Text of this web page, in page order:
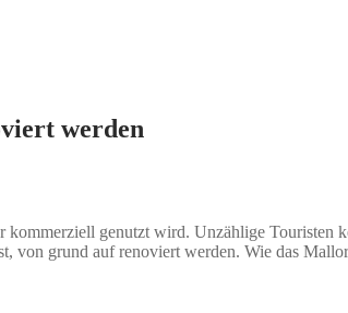
werden
genutzt wird. Unzählige
von grund auf renoviert werden. Wie das